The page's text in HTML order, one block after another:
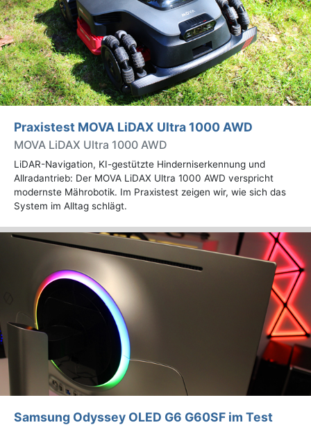
Praxistest MOVA LiDAX Ultra 1000 AWD
MOVA LiDAX Ultra 1000 AWD
LiDAR-Navigation, KI-gestützte Hinderniserkennung und
Allradantrieb: Der MOVA LiDAX Ultra 1000 AWD verspricht
modernste Mährobotik. Im Praxistest zeigen wir, wie sich das
System im Alltag schlägt.
Samsung Odyssey OLED G6 G60SF im Test